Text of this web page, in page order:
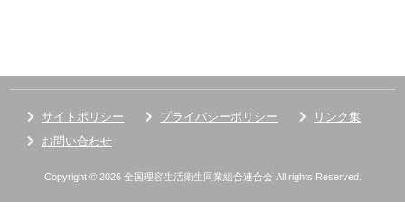
サイトポリシー プライバシーポリシー
リンク集
お問い合わせ
Copyright © 2026 全国理容生活衛生同業組合連合会 All rights Reserved.